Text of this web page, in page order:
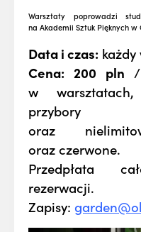
Warsztaty poprowadzi
na Akademii Sztuk Pięknych w
Data i czas:
Cena: 200 pln
w
przybory
oraz
oraz czerwone.
Przedpłata
rezerwacji.
Zapisy: